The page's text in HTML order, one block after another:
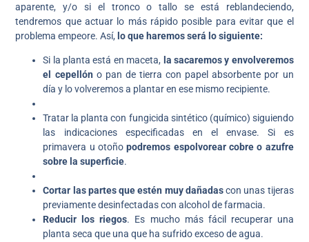
aparente, y/o si el tronco o tallo se está reblandeciendo,
tendremos que actuar lo más rápido posible para evitar que el
problema empeore. Así, lo que haremos será lo siguiente:
Si la planta está en maceta, la sacaremos y envolveremos
el cepellón o pan de tierra con papel absorbente por un
día y lo volveremos a plantar en ese mismo recipiente.
Tratar la planta con fungicida sintético (químico) siguiendo
las indicaciones especificadas en el envase. Si es
primavera u otoñopodremos espolvorear cobre o azufre
sobre la superficie.
Cortar las partes que estén muy dañadascon unas tijeras
previamente desinfectadas con alcohol de farmacia.
Reducir los riegos. Es mucho más fácil recuperar una
planta seca que una que ha sufrido exceso de agua.